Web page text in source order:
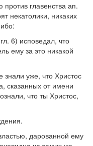
главенства ап.
некатолики, никаких
6) исповедал, что
ему за это никакой
знали уже, что Христос
сказанных от имени
что ты Христос,
дарованной ему